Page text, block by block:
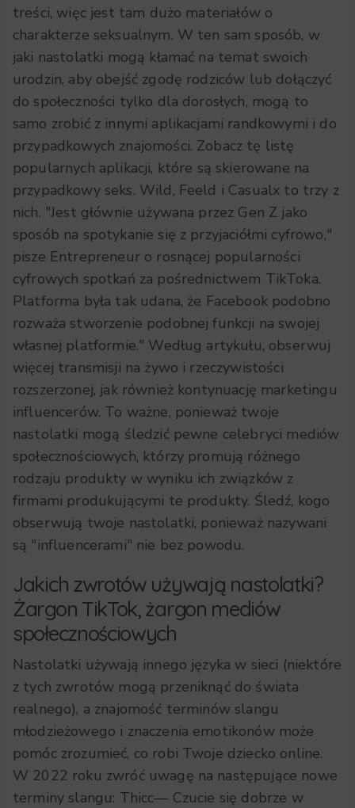
treści, więc jest tam dużo materiałów o
charakterze seksualnym. W ten sam sposób, w
jaki nastolatki mogą kłamać na temat swoich
urodzin, aby obejść zgodę rodziców lub dołączyć
do społeczności tylko dla dorosłych, mogą to
samo zrobić z innymi aplikacjami randkowymi i do
przypadkowych znajomości. Zobacz tę listę
popularnych aplikacji, które są skierowane na
przypadkowy seks. Wild, Feeld i Casualx to trzy z
nich. "Jest głównie używana przez Gen Z jako
sposób na spotykanie się z przyjaciółmi cyfrowo,"
pisze Entrepreneur o rosnącej popularności
cyfrowych spotkań za pośrednictwem TikToka.
Platforma była tak udana, że ​​Facebook podobno
rozważa stworzenie podobnej funkcji na swojej
własnej platformie." Według artykułu, obserwuj
więcej transmisji na żywo i rzeczywistości
rozszerzonej, jak również kontynuację marketingu
influencerów. To ważne, ponieważ twoje
nastolatki mogą śledzić pewne celebryci mediów
społecznościowych, którzy promują różnego
rodzaju produkty w wyniku ich związków z
firmami produkującymi te produkty. Śledź, kogo
obserwują twoje nastolatki, ponieważ nazywani
są "influencerami" nie bez powodu.
Jakich zwrotów używają nastolatki?
Żargon TikTok, żargon mediów
społecznościowych
Nastolatki używają innego języka w sieci (niektóre
z tych zwrotów mogą przeniknąć do świata
realnego), a znajomość terminów slangu
młodzieżowego i znaczenia emotikonów może
pomóc zrozumieć, co robi Twoje dziecko online.
W 2022 roku zwróć uwagę na następujące nowe
terminy slangu: Thicc— Czucie się dobrze w